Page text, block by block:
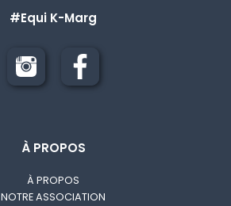
#Equi K-Marg
À PROPOS
À PROPOS
NOTRE ASSOCIATION